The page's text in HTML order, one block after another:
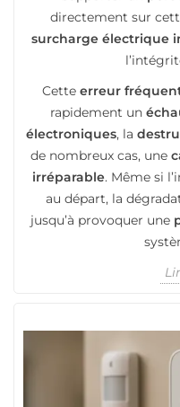
directement sur
surcharge électrique
Cette erreur
rapidement un
électroniques, la
de nombreux cas, une
irréparable. Même si
au départ, la
jusqu’à provoquer une